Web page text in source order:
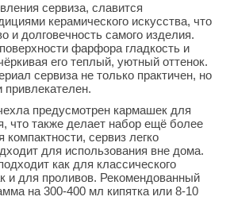
сервиза, славится
керамического искусства, что
и долговечность самого изделия.
фарфора гладкость и
его теплый, уютный оттенок.
сервиза не только практичен, но
привлекателен.
предусмотрен кармашек для
что также делает набор ещё более
сервиз легко
для использования вне дома.
как для классического
и для проливов. Рекомендованный
на 300-400 мл кипятка или 8-10